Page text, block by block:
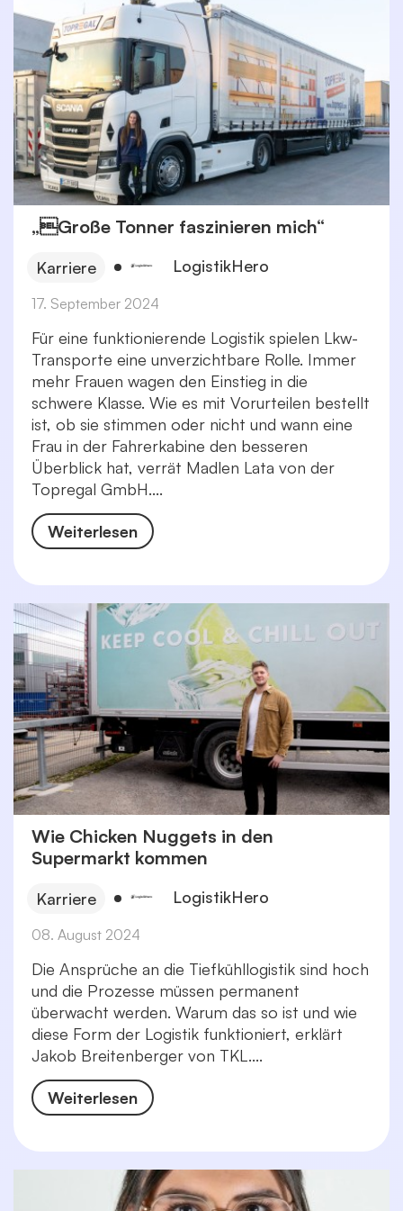
„Große Tonner faszinieren mich“
Karriere LogistikHero
17. September 2024
Für eine funktionierende Logistik spielen Lkw-
Transporte eine unverzichtbare Rolle. Immer
mehr Frauen wagen den Einstieg in die
schwere Klasse. Wie es mit Vorurteilen bestellt
ist, ob sie stimmen oder nicht und wann eine
Frau in der Fahrerkabine den besseren
Überblick hat, verrät Madlen Lata von der
Topregal GmbH....
Weiterlesen
Wie Chicken Nuggets in den
Supermarkt kommen
Karriere LogistikHero
08. August 2024
Die Ansprüche an die Tiefkühllogistik sind hoch
und die Prozesse müssen permanent
überwacht werden. Warum das so ist und wie
diese Form der Logistik funktioniert, erklärt
Jakob Breitenberger von TKL....
Weiterlesen